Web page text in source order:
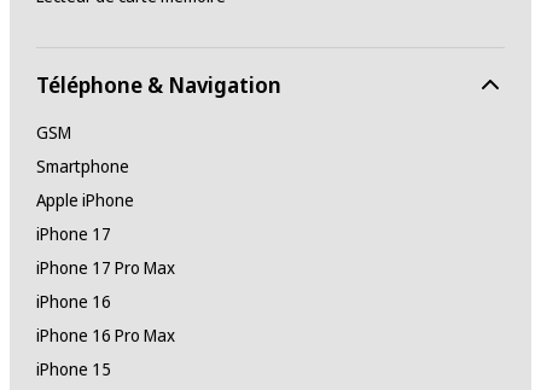
Téléphone & Navigation
GSM
Smartphone
Apple iPhone
iPhone 17
iPhone 17 Pro Max
iPhone 16
iPhone 16 Pro Max
iPhone 15